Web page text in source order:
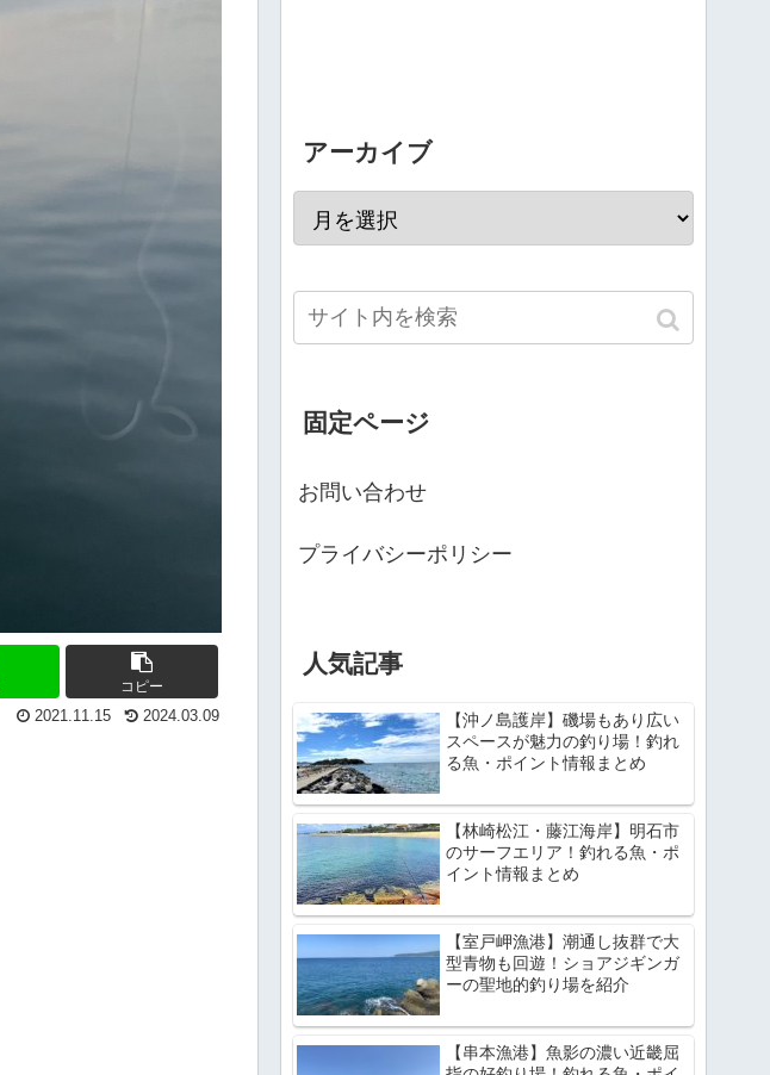
コピー
2024.03.09
2021.11.15
アーカイブ
固定ページ
お問い合わせ
プライバシーポリシー
人気記事
【沖ノ島護岸】磯場もあり広い
スペースが魅力の釣り場！釣れ
る魚・ポイント情報まとめ
【林崎松江・藤江海岸】明石市
のサーフエリア！釣れる魚・ポ
イント情報まとめ
【室戸岬漁港】潮通し抜群で大
型青物も回遊！ショアジギンガ
ーの聖地的釣り場を紹介
【串本漁港】魚影の濃い近畿屈